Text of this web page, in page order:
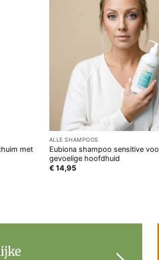
met
ALLE SHAMPOOS
Eubiona shampoo sensitive
gevoelige hoofdhuid
€ 14,95